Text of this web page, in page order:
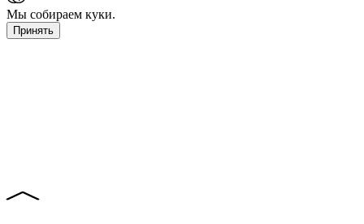
Мы собираем куки.
Принять